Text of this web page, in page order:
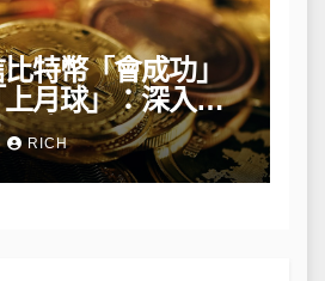
特幣「會成功」
月球」：深入解
法
RICH